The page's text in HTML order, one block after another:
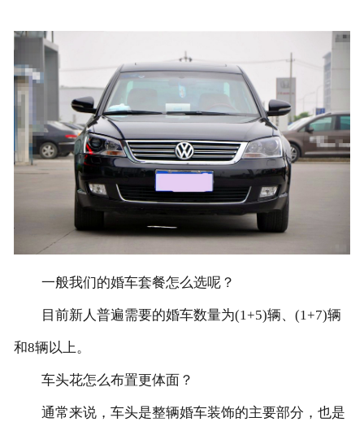
联系我们
一般我们的婚车套餐怎么选呢？
目前新人普遍需要的婚车数量为(1+5)辆、(1+7)辆
和8辆以上。
车头花怎么布置更体面？
通常来说，车头是整辆婚车装饰的主要部分，也是